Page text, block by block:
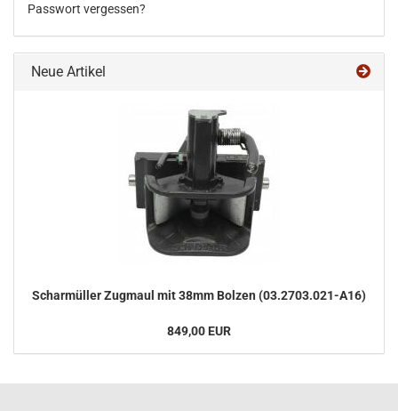
Passwort vergessen?
Neue Artikel
Schar­mül­ler Zug­maul mit 38mm Bol­zen (03.2703.021-​A16)
849,00 EUR